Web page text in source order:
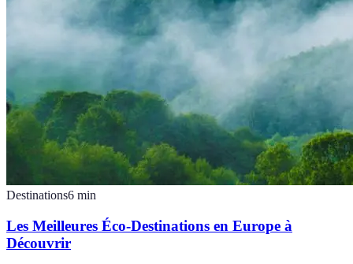
Destinations6 min
Les Meilleures Éco-Destinations en Europe à
Découvrir